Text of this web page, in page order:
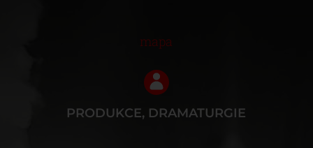
mapa
PRODUKCE, DRAMATURGIE